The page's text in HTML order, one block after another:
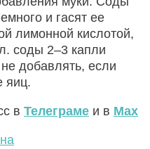
и гасят ее
лимонной кислотой,
соды 2–3 капли
добавлять, если
яиц.
в Телеграме и в Max